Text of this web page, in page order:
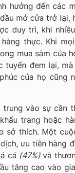
hưởng đến các
mở cửa trở lại,
duy trì, khi
thực. Khi
mua sắm của
tuyến đem lại,
của họ cũng
vào sự cần
trang hoặc
sở thích. Một
ưu tiên hàng
cả (47%) và
tăng cao vào